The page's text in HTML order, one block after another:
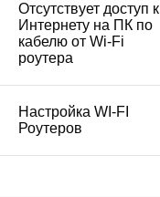
Отсутствует доступ к
Интернету на ПК по
кабелю от Wi-Fi
роутера
Настройка WI-FI
Роутеров